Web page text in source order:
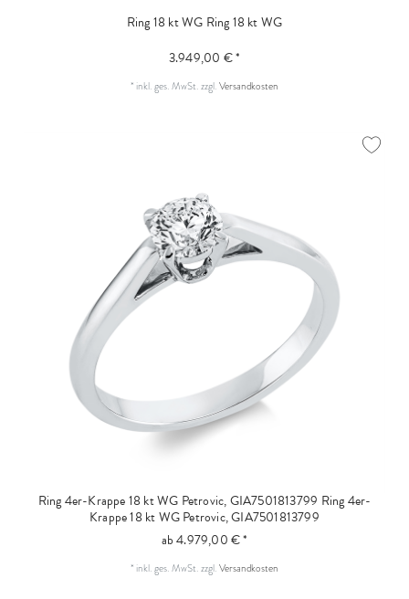
Ring 18 kt WG Ring 18 kt WG
3.949,00 € *
* inkl. ges. MwSt.zzgl.Versandkosten
Ring 4er-Krappe 18 kt WG Petrovic, GIA7501813799 Ring 4er-
Krappe 18 kt WG Petrovic, GIA7501813799
ab 4.979,00 € *
* inkl. ges. MwSt.zzgl.Versandkosten